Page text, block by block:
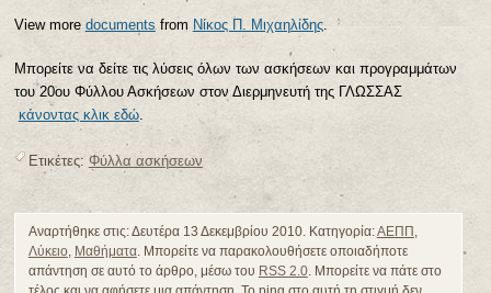
View more documentsfrom Νίκος Π. Μιχαηλίδης.
Μπορείτε να δείτε τις λύσεις όλων των ασκήσεων και προγραμμάτων
του 20ου Φύλλου Ασκήσεων στον Διερμηνευτή της ΓΛΩΣΣΑΣ
κάνοντας κλικ εδώ.
Ετικέτες: Φύλλα ασκήσεων
Αναρτήθηκε στις: Δευτέρα 13 Δεκεμβρίου 2010. Κατηγορία:ΑΕΠΠ,
Λύκειο, Μαθήματα. Μπορείτε να παρακολουθήσετε οποιαδήποτε
απάντηση σε αυτό το άρθρο, μέσω του RSS 2.0. Μπορείτε να πάτε στο